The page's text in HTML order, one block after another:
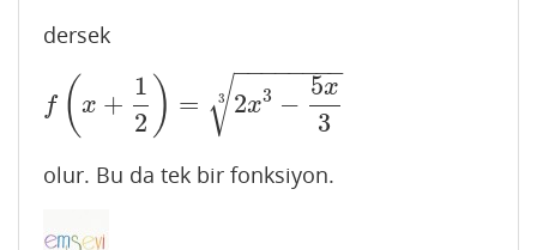
dersek
f (x +
1
2 ) = 2x3 −
5x
3
− −
−−−−−−
√
3
f(x +1 2 =2 3−5x33
olur. Bu da tek bir fonksiyon.